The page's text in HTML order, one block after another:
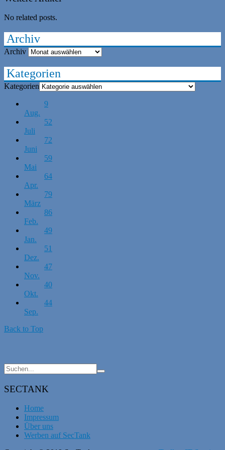
No related posts.
Archiv
Archiv
Kategorien
Kategorien
9
Aug.
52
Juli
72
Juni
59
Mai
64
Apr.
79
März
86
Feb.
49
Jan.
51
Dez.
47
Nov.
40
Okt.
44
Sep.
Back to Top
SECTANK
Home
Impressum
Über uns
Werben auf SecTank